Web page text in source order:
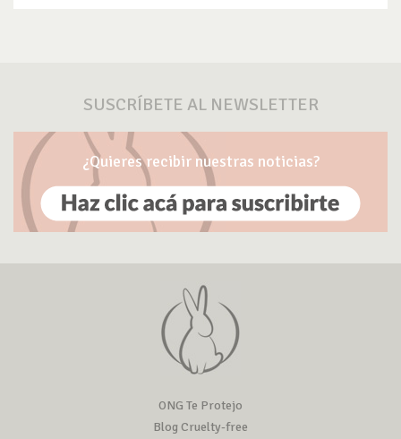
SUSCRÍBETE AL NEWSLETTER
¿Quieres recibir nuestras noticias?
ONG Te Protejo
Blog Cruelty-free